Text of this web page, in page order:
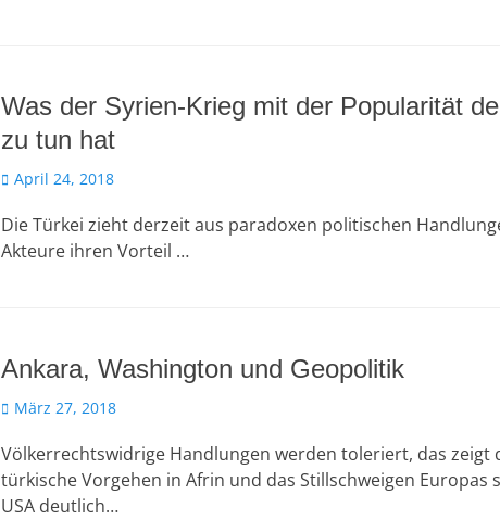
Was der Syrien-Krieg mit der Popularität
zu tun hat
Veröffentlicht
April 24, 2018
Die Türkei zieht derzeit aus paradoxen politischen
Akteure ihren Vorteil …
Ankara, Washington und Geopolitik
Veröffentlicht
März 27, 2018
Völkerrechtswidrige Handlungen werden toleriert, das zeigt
türkische Vorgehen in Afrin und das Stillschweigen Europas
USA deutlich…